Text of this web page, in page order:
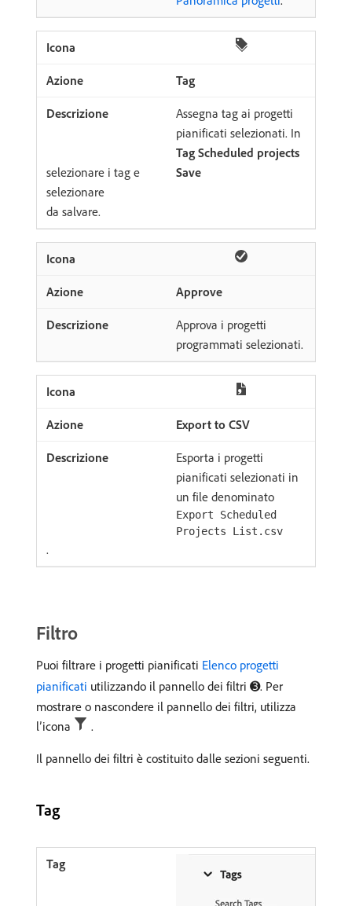
Tag
Assegna tag ai progetti
pianificati selezionati. In
Tag Scheduled projects
selezionare i tag e
selezionare
Save
da salvare.
Approve
Approva i progetti
programmati selezionati.
Export to CSV
Esporta i progetti
pianificati selezionati in
un file denominato
Export Scheduled
Projects List.csv
.
Filtro
Puoi filtrare i progetti pianificati Elenco progetti
pianificati utilizzando il pannello dei filtri ➌. Per
mostrare o nascondere il pannello dei filtri, utilizza
l’icona
.
Il pannello dei filtri è costituito dalle sezioni seguenti.
Tag